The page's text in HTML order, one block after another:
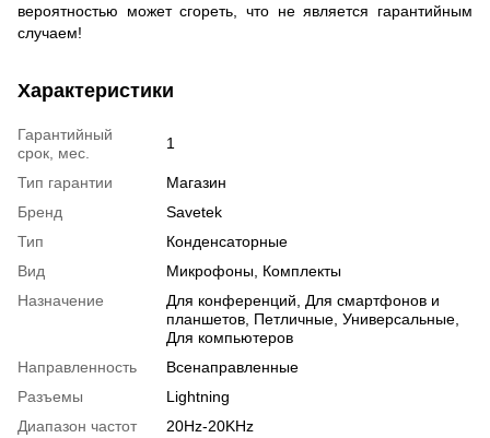
вероятностью может сгореть, что не является гарантийным
случаем!
Характеристики
Гарантийный
срок, мес.
1
Тип гарантии
Магазин
Бренд
Savetek
Тип
Конденсаторные
Вид
Микрофоны, Комплекты
Назначение
Для конференций, Для смартфонов и
планшетов, Петличные, Универсальные,
Для компьютеров
Направленность
Всенаправленные
Разъемы
Lightning
Диапазон частот
20Hz-20KHz